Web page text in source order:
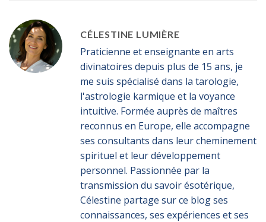
CÉLESTINE LUMIÈRE
Praticienne et enseignante en arts
divinatoires depuis plus de 15 ans, je
me suis spécialisé dans la tarologie,
l'astrologie karmique et la voyance
intuitive. Formée auprès de maîtres
reconnus en Europe, elle accompagne
ses consultants dans leur cheminement
spirituel et leur développement
personnel. Passionnée par la
transmission du savoir ésotérique,
Célestine partage sur ce blog ses
connaissances, ses expériences et ses